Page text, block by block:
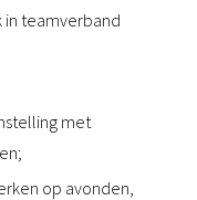
in teamverband
met
op avonden,